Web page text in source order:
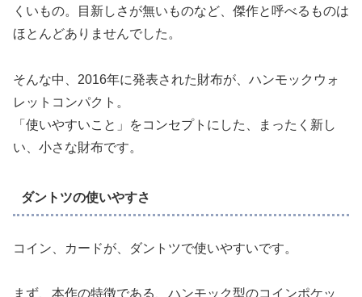
くいもの。目新しさが無いものなど、傑作と呼べるものは
ほとんどありませんでした。
そんな中、2016年に発表された財布が、ハンモックウォ
レットコンパクト。
「使いやすいこと」をコンセプトにした、まったく新し
い、小さな財布です。
ダントツの使いやすさ
コイン、カードが、ダントツで使いやすいです。
まず、本作の特徴である、ハンモック型のコインポケッ